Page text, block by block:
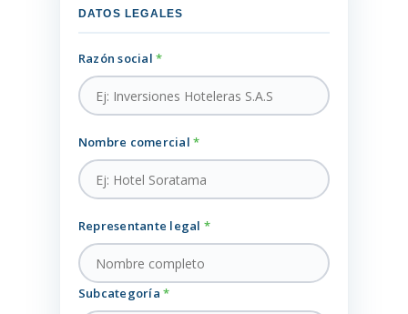
DATOS LEGALES
Razón social*
Nombre comercial*
Representante legal *
Subcategoría*